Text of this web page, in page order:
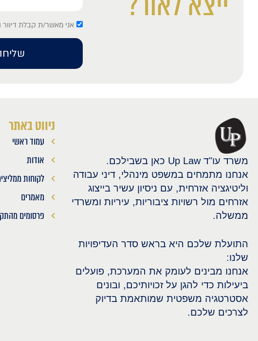
אני מאשר/ת קבלת דיוור
משרד עו"ד Up Law כאן בשבילכם.
אנחנו מתמחים במשפט מינהלי, דיני עבודה
וליטיגציה אזרחית, עם ניסיון עשיר בייצוג
אזרחים מול רשויות ציבוריות, עיריות ומשרדי
ממשלה.
התועלת שלכם היא בראש סדר העדיפויות
שלנו:
אנחנו מבינים לעומק את המערכת, פועלים
ביעילות כדי להגן על זכויותיכם, ובונים
אסטרטגיה משפטית שמותאמת בדיוק
לצרכים שלכם.
ניווט באתר
עמוד ראשי
אודות
לקוחות
מאמרים
פרסומים